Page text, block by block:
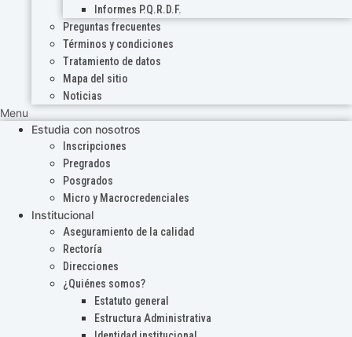
Informes P.Q.R.D.F.
Preguntas frecuentes
Términos y condiciones
Tratamiento de datos
Mapa del sitio
Noticias
Menu
Estudia con nosotros
Inscripciones
Pregrados
Posgrados
Micro y Macrocredenciales
Institucional
Aseguramiento de la calidad
Rectoría
Direcciones
¿Quiénes somos?
Estatuto general
Estructura Administrativa